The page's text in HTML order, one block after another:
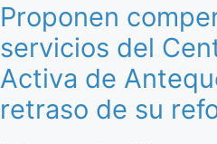
Proponen
servicios del
Activa de
retraso de su